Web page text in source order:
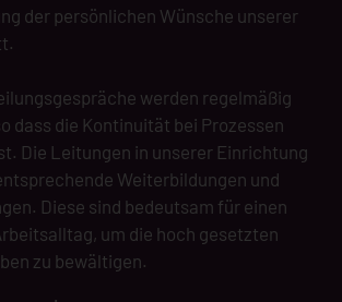
der persönlichen Wünsche unserer
werden regelmäßig
dass die Kontinuität bei Prozessen
Die Leitungen in unserer Einrichtung
Weiterbildungen und
Diese sind bedeutsam für einen
um die hoch gesetzten
zu bewältigen.